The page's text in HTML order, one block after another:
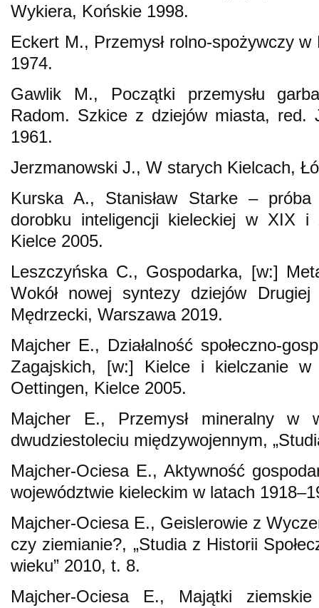
Wykiera, Końskie 1998.
Eckert M., Przemysł rolno-spożywczy
1974.
Gawlik M., Początki przemysłu
Radom. Szkice z dziejów miasta, red.
1961.
Jerzmanowski J., W starych Kielcach,
Kurska A., Stanisław Starke –
dorobku inteligencji kieleckiej w XIX
Kielce 2005.
Leszczyńska C., Gospodarka, [w:]
Wokół nowej syntezy dziejów
Mędrzecki, Warszawa 2019.
Majcher E., Działalność społeczno-
Zagajskich, [w:] Kielce i kielczanie
Oettingen, Kielce 2005.
Majcher E., Przemysł mineralny w
dwudziestoleciu międzywojennym,
Majcher-Ociesa E., Aktywność
województwie kieleckim w latach
Majcher-Ociesa E., Geislerowie z
czy ziemianie?, „Studia z Historii
wieku” 2010, t. 8.
Majcher-Ociesa E., Majątki